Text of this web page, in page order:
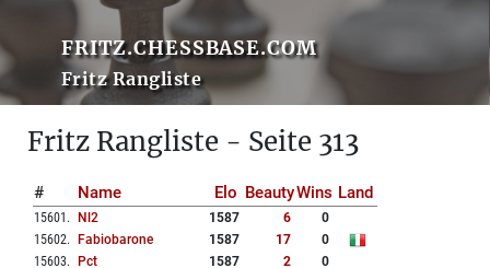
FRITZ.CHESSBASE.COM
Fritz Rangliste
Fritz Rangliste - Seite 313
# Name Elo BeautyWins Land
15601 . Nl2 1587 6
0
15602. Fabiobarone 1587 17
0
15603. Pct 1587 2
0